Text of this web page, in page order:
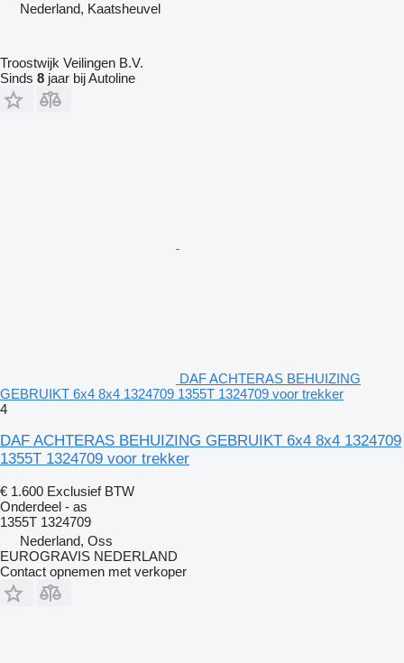
Nederland, Kaatsheuvel
Troostwijk Veilingen B.V.
Sinds 8 jaar bij Autoline
DAF ACHTERAS BEHUIZING
GEBRUIKT 6x4 8x4 1324709 1355T 1324709 voor trekker
4
DAF ACHTERAS BEHUIZING GEBRUIKT 6x4 8x4 1324709
1355T 1324709 voor trekker
€ 1.600 Exclusief BTW
Onderdeel - as
1355T 1324709
Nederland, Oss
EUROGRAVIS NEDERLAND
Contact opnemen met verkoper